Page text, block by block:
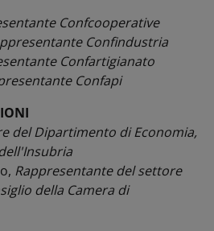
Confcooperative
Confindustria
Confartigianato
Confapi
del Dipartimento di Economia,
Rappresentante del settore
della Camera di